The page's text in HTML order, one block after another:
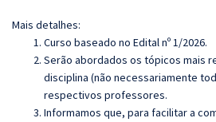
Mais detalhes:
Curso baseado no Edital nº 1/2026.
Serão abordados os tópicos mais
disciplina (não necessariamente
respectivos professores.
Informamos que, para facilitar a